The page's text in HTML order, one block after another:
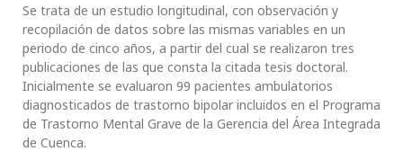
Se trata de un estudio longitudinal, con observación y
recopilación de datos sobre las mismas variables en un
periodo de cinco años, a partir del cual se realizaron tres
publicaciones de las que consta la citada tesis doctoral.
Inicialmente se evaluaron 99 pacientes ambulatorios
diagnosticados de trastorno bipolar incluidos en el Programa
de Trastorno Mental Grave de la Gerencia del Área Integrada
de Cuenca.